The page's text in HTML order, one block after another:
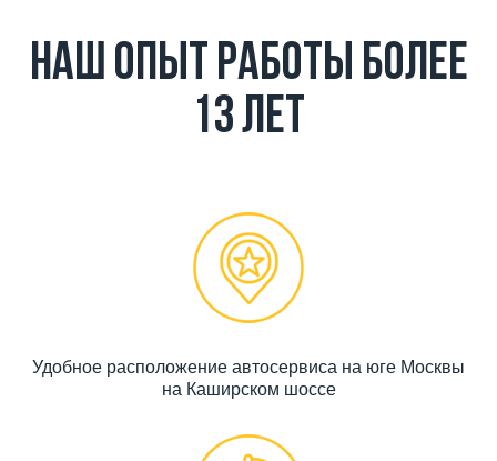
Наш Опыт работы более
13 лет
Удобное расположение автосервиса на юге Москвы
на Каширском шоссе